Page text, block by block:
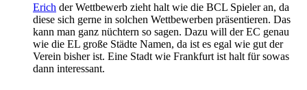
Erich der Wettbewerb zieht halt wie die BCL Spieler an, da
diese sich gerne in solchen Wettbewerben präsentieren. Das
kann man ganz nüchtern so sagen. Dazu will der EC genau
wie die EL große Städte Namen, da ist es egal wie gut der
Verein bisher ist. Eine Stadt wie Frankfurt ist halt für sowas
dann interessant.